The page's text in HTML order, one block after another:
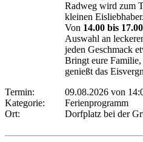
Radweg wird zum
kleinen Eisliebhaber.
Von 14.00 bis
Auswahl an
jeden Geschmack
Bringt eure
genießt das
Termin:
09.08.2026 von
Kategorie:
Ferienprogramm
Ort:
Dorfplatz bei der